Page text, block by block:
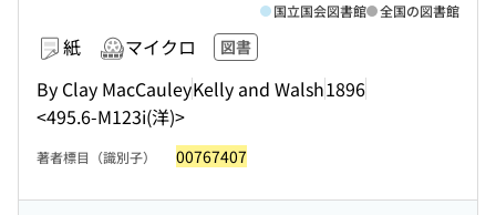
紙 マイクロ 図書
By Clay MacCauleyKelly and Walsh1896
<495.6-M123i(洋)>
国立国会図書館 全国の図書館
著者標目（識別子） 00767407